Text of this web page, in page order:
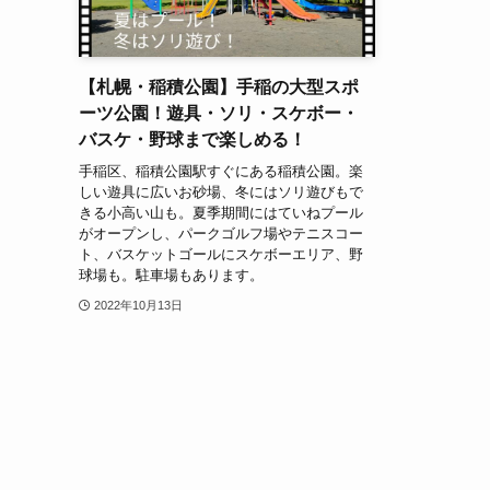
【札幌・稲積公園】手稲の大型スポ
ーツ公園！遊具・ソリ・スケボー・
バスケ・野球まで楽しめる！
手稲区、稲積公園駅すぐにある稲積公園。楽
しい遊具に広いお砂場、冬にはソリ遊びもで
きる小高い山も。夏季期間にはていねプール
がオープンし、パークゴルフ場やテニスコー
ト、バスケットゴールにスケボーエリア、野
球場も。駐車場もあります。
2022年10月13日